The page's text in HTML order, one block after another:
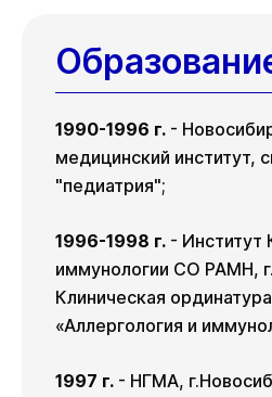
1990-1996 г. -
медицинский институт,
"педиатрия";
1996-1998 г. - Институт
иммунологии СО РАМН,
Клиническая
«Аллергология и
1997 г. - НГМА,